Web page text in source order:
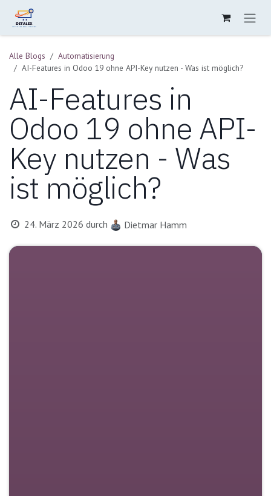
Zum Inhalt springen
Alle Blogs
Automatisierung
AI-Features in Odoo 19 ohne API-Key nutzen - Was ist möglich?
AI-Features in
Odoo 19 ohne API-
Key nutzen - Was
ist möglich?
24. März 2026 durch Dietmar Hamm